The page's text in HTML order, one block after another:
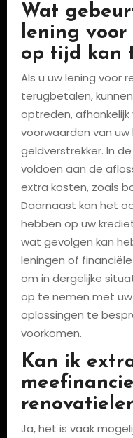
Wat
lening
op tijd kan
Als u uw lening voor
terugbetalen,
optreden,
voorwaarden van
geldverstrekker. In
voldoen aan de
extra kosten, zoals
Daarnaast kan het
hebben op uw
wat gevolgen kan
leningen of
om in dergelijke
op te nemen met
oplossingen te
voorkomen.
Kan ik
Ja, het is vaak